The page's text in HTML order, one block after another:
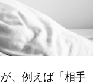
、例えば「相手